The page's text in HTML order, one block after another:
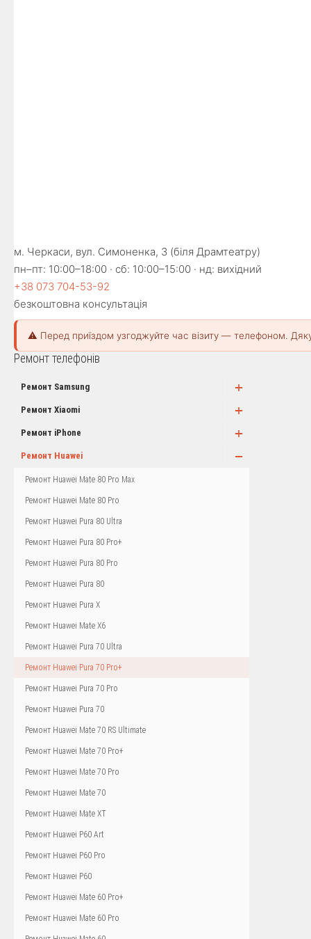
м. Черкаси, вул. Симоненка, 3 (біля Драмтеатру)
пн–пт: 10:00–18:00 · сб: 10:00–15:00 · нд: вихідний
+38 073 704-53-92
безкоштовна консультація
⚠️ Перед приїздом узгоджуйте час візиту — телефоном.
Ремонт телефонів
Ремонт Samsung +
Ремонт Xiaomi +
Ремонт iPhone +
Ремонт Huawei −
Ремонт Huawei Mate 80 Pro Max
Ремонт Huawei Mate 80 Pro
Ремонт Huawei Pura 80 Ultra
Ремонт Huawei Pura 80 Pro+
Ремонт Huawei Pura 80 Pro
Ремонт Huawei Pura 80
Ремонт Huawei Pura X
Ремонт Huawei Mate X6
Ремонт Huawei Pura 70 Ultra
Ремонт Huawei Pura 70 Pro+
Ремонт Huawei Pura 70 Pro
Ремонт Huawei Pura 70
Ремонт Huawei Mate 70 RS Ultimate
Ремонт Huawei Mate 70 Pro+
Ремонт Huawei Mate 70 Pro
Ремонт Huawei Mate 70
Ремонт Huawei Mate XT
Ремонт Huawei P60 Art
Ремонт Huawei P60 Pro
Ремонт Huawei P60
Ремонт Huawei Mate 60 Pro+
Ремонт Huawei Mate 60 Pro